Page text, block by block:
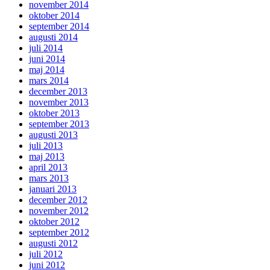
november 2014
oktober 2014
september 2014
augusti 2014
juli 2014
juni 2014
maj 2014
mars 2014
december 2013
november 2013
oktober 2013
september 2013
augusti 2013
juli 2013
maj 2013
april 2013
mars 2013
januari 2013
december 2012
november 2012
oktober 2012
september 2012
augusti 2012
juli 2012
juni 2012